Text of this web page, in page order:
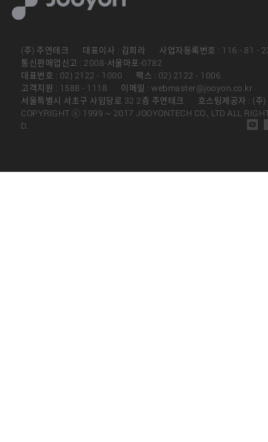
(주) 주연테크 대표이사 : 김희라
사업자등록번호 : 116 - 81 -
통신판매업신고 : 2008-서울마포-0782
대표번호 : 02) 2122 - 1000
팩스 : 02) 2122 - 1006
고객지원 : 1588 - 1118
이메일 : webmaster@jooyon.co.kr
서울특별시 서초구 사임당로 32 2층 주연테크
호스팅제공자 : (주
COPYRIGHT ⓒ 1999 ~ 2017 JOOYONTECH CO., LTD ALL
D.